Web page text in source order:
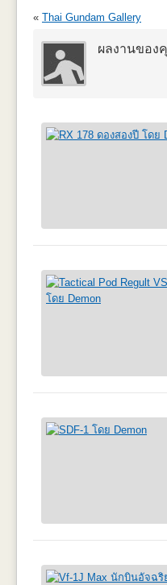
« Thai Gundam Gallery
ผลงานของ